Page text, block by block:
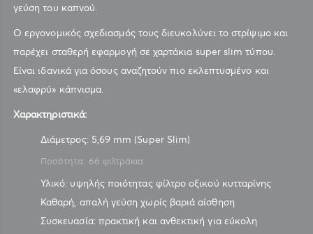
γεύση του καπνού.
Ο εργονομικός σχεδιασμός τους διευκολύνει το στρίψιμο και
παρέχει σταθερή εφαρμογή σε χαρτάκια super slim τύπου.
Είναι ιδανικά για όσους αναζητούν πιο εκλεπτυσμένο και
«ελαφρύ» κάπνισμα.
Χαρακτηριστικά:
Διάμετρος: 5,69 mm (Super Slim)
Ποσότητα: 66 φιλτράκια
Υλικό: υψηλής ποιότητας φίλτρο οξικού κυτταρίνης
Καθαρή, απαλή γεύση χωρίς βαριά αίσθηση
Συσκευασία: πρακτική και ανθεκτική για εύκολη